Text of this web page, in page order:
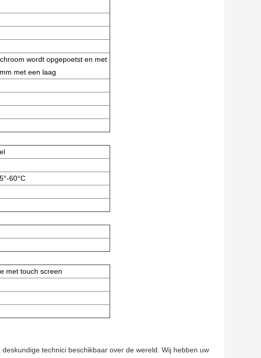
wordt opgepoetst en met
met een laag
60°C
met touch screen
technici beschikbaar over de wereld. Wij hebben uw